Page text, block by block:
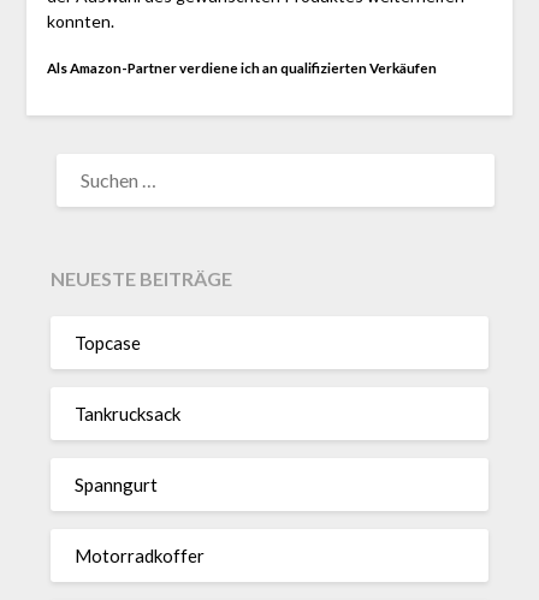
konnten.
Als Amazon-Partner verdiene ich an qualifizierten Verkäufen
NACH:
NEUESTE BEITRÄGE
Topcase
Tan­kruck­sack
Spann­gurt
Motor­rad­koffer